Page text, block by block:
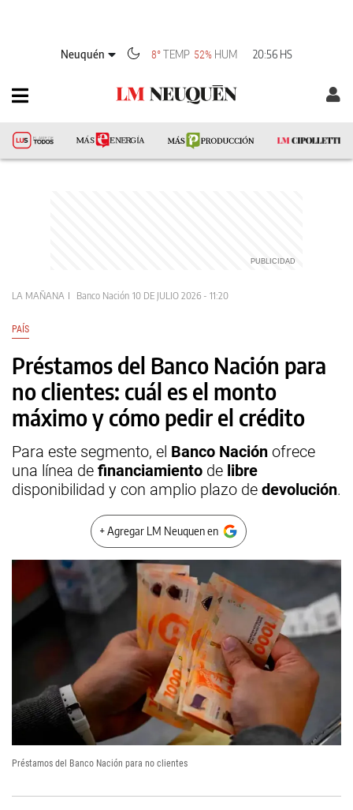
Neuquén 8°TEMP 52% HUM 20:56 HS
LA MAÑANA Banco Nación 10 DE JULIO 2026 - 11:20
PAÍS
Préstamos del Banco Nación para
no clientes: cuál es el monto
máximo y cómo pedir el crédito
Para este segmento, el Banco Nación ofrece
una línea de financiamiento de libre
disponibilidad y con amplio plazo de devolución.
+ Agregar LM Neuquen en
Préstamos del Banco Nación para no clientes